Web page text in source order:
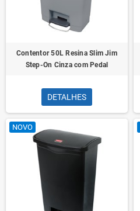
Contentor 50L Resina Slim Jim
Step-On Cinza com Pedal
DETALHES
NOVO